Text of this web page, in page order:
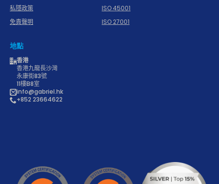
私隱政策
免責聲明
ISO 45001
ISO 27001
地點
香港
香港九龍長沙灣
永康街83號
11樓B8室
info@gabriel.hk
+852 23664622